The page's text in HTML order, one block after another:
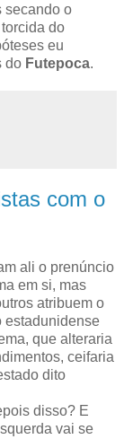
secando o
do
eu
do Futepoca.
com o
ali o prenúncio
em si, mas
atribuem o
estadunidense
que alteraria
ceifaria
dito
disso? E
vai se